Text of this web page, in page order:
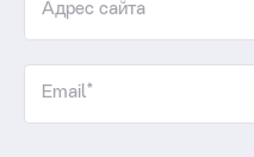
Адрес сайта
Email*